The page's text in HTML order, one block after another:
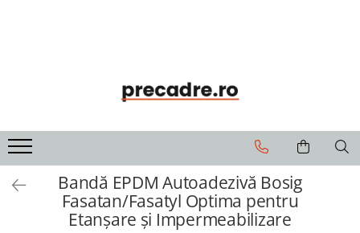
Siliconi și Etanșanți
Adezivi și Grunduri
Unelte și Accesorii
Curățare și Întreținere
Precadre Termoizolante
Solbancuri Termoizolante
Bandă EPDM Autoadezivă Bosig
Fasatan/Fasatyl Optima pentru
Etanșare și Impermeabilizare